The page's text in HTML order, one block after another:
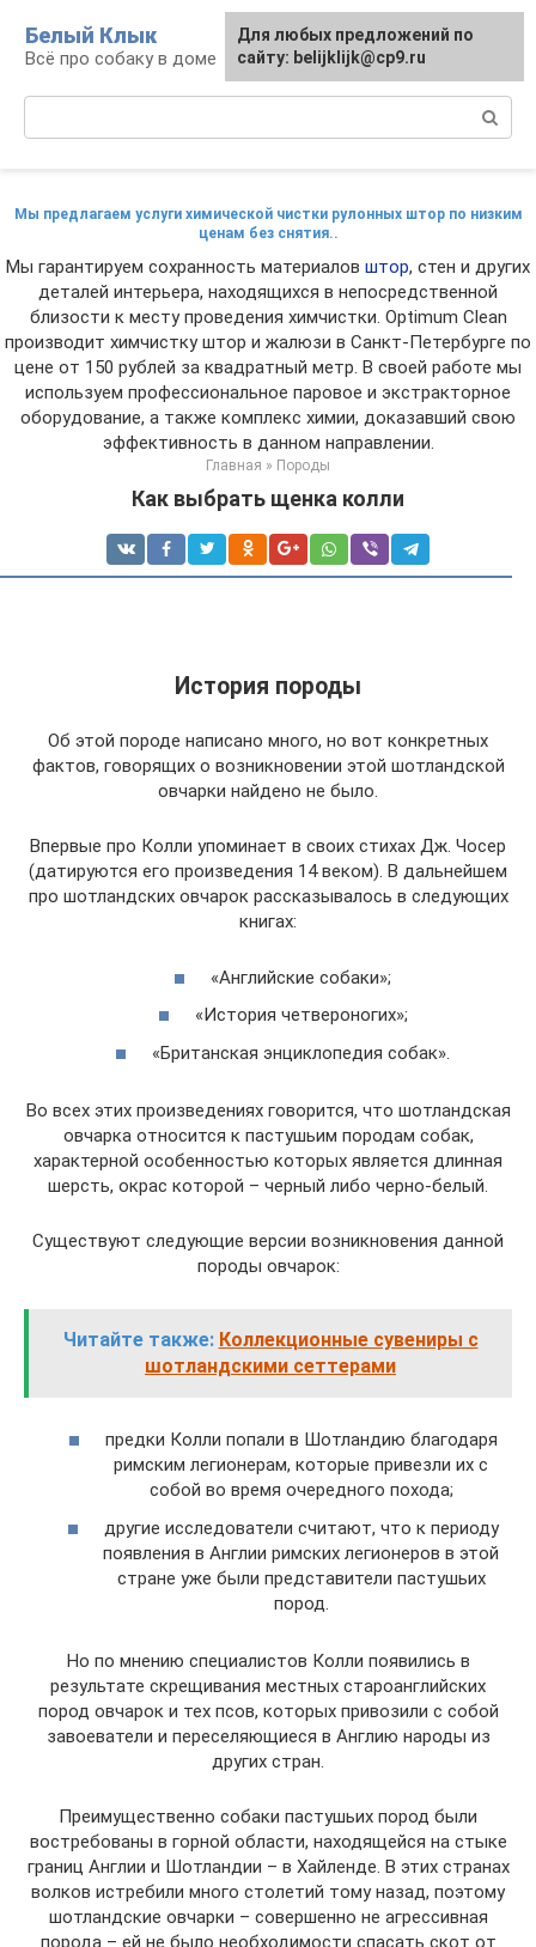
контенту
Белый Клык
Всё про собаку в доме
Мы предлагаем услуги химической чистки рулонных штор по низким
ценам без снятия..
Мы гарантируем сохранность материалов штор, стен и других
деталей интерьера, находящихся в непосредственной
близости к месту проведения химчистки. Optimum Clean
производит химчистку штор и жалюзи в Санкт-Петербурге по
цене от 150 рублей за квадратный метр. В своей работе мы
используем профессиональное паровое и экстракторное
оборудование, а также комплекс химии, доказавший свою
эффективность в данном направлении.
Главная » Породы
Как выбрать щенка колли
История породы
Об этой породе написано много, но вот конкретных
фактов, говорящих о возникновении этой шотландской
овчарки найдено не было.
Впервые про Колли упоминает в своих стихах Дж. Чосер
(датируются его произведения 14 веком). В дальнейшем
про шотландских овчарок рассказывалось в следующих
книгах:
«Английские собаки»;
«История четвероногих»;
«Британская энциклопедия собак».
Во всех этих произведениях говорится, что шотландская
овчарка относится к пастушьим породам собак,
характерной особенностью которых является длинная
шерсть, окрас которой – черный либо черно-белый.
Существуют следующие версии возникновения данной
породы овчарок:
Читайте также: Коллекционные сувениры с
шотландскими сеттерами
предки Колли попали в Шотландию благодаря
римским легионерам, которые привезли их с
собой во время очередного похода;
другие исследователи считают, что к периоду
появления в Англии римских легионеров в этой
стране уже были представители пастушьих
пород.
Но по мнению специалистов Колли появились в
результате скрещивания местных староанглийских
пород овчарок и тех псов, которых привозили с собой
завоеватели и переселяющиеся в Англию народы из
других стран.
Преимущественно собаки пастушьих пород были
востребованы в горной области, находящейся на стыке
границ Англии и Шотландии – в Хайленде. В этих странах
волков истребили много столетий тому назад, поэтому
шотландские овчарки – совершенно не агрессивная
порода – ей не было необходимости спасать скот от
Для любых предложений по
сайту: belijklijk@cp9.ru